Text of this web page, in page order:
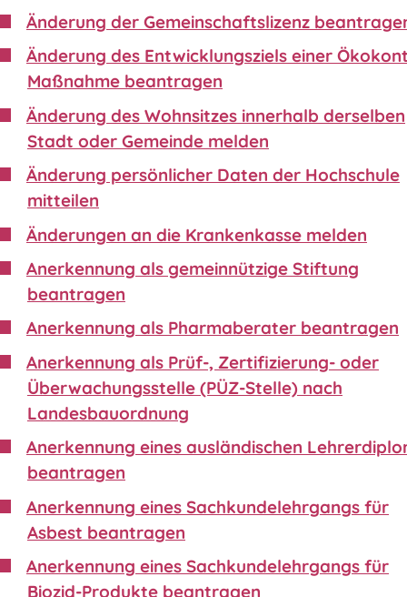
Änderung der Gemeinschaftslizenz
Änderung des Entwicklungsziels einer
Maßnahme beantragen
Änderung des Wohnsitzes innerhalb derselben
Stadt oder Gemeinde melden
Änderung persönlicher Daten der Hochschule
mitteilen
Änderungen an die Krankenkasse melden
Anerkennung als gemeinnützige Stiftung
beantragen
Anerkennung als Pharmaberater beantragen
Anerkennung als Prüf-, Zertifizierung- oder
Überwachungsstelle (PÜZ-Stelle) nach
Landesbauordnung
Anerkennung eines ausländischen
beantragen
Anerkennung eines Sachkundelehrgangs für
Asbest beantragen
Anerkennung eines Sachkundelehrgangs für
Biozid-Produkte beantragen